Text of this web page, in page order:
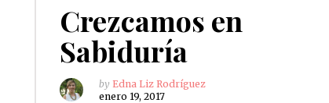
Crezcamos en
Sabiduría
by Edna Liz Rodríguez
enero 19, 2017